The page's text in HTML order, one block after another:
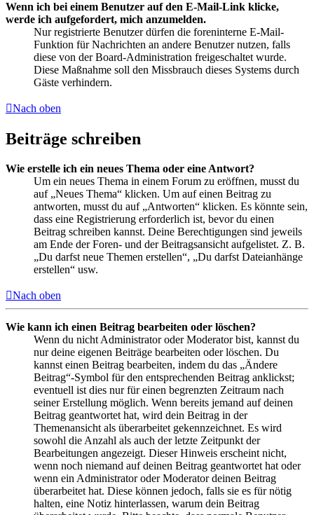
Wenn ich bei einem Benutzer auf den E-Mail-Link klicke,
werde ich aufgefordert, mich anzumelden.
Nur registrierte Benutzer dürfen die foreninterne E-Mail-
Funktion für Nachrichten an andere Benutzer nutzen, falls
diese von der Board-Administration freigeschaltet wurde.
Diese Maßnahme soll den Missbrauch dieses Systems durch
Gäste verhindern.
Nach oben
Beiträge schreiben
Wie erstelle ich ein neues Thema oder eine Antwort?
Um ein neues Thema in einem Forum zu eröffnen, musst du
auf „Neues Thema“ klicken. Um auf einen Beitrag zu
antworten, musst du auf „Antworten“ klicken. Es könnte sein,
dass eine Registrierung erforderlich ist, bevor du einen
Beitrag schreiben kannst. Deine Berechtigungen sind jeweils
am Ende der Foren- und der Beitragsansicht aufgelistet. Z. B.
„Du darfst neue Themen erstellen“, „Du darfst Dateianhänge
erstellen“ usw.
Nach oben
Wie kann ich einen Beitrag bearbeiten oder löschen?
Wenn du nicht Administrator oder Moderator bist, kannst du
nur deine eigenen Beiträge bearbeiten oder löschen. Du
kannst einen Beitrag bearbeiten, indem du das „Ändere
Beitrag“-Symbol für den entsprechenden Beitrag anklickst;
eventuell ist dies nur für einen begrenzten Zeitraum nach
seiner Erstellung möglich. Wenn bereits jemand auf deinen
Beitrag geantwortet hat, wird dein Beitrag in der
Themenansicht als überarbeitet gekennzeichnet. Es wird
sowohl die Anzahl als auch der letzte Zeitpunkt der
Bearbeitungen angezeigt. Dieser Hinweis erscheint nicht,
wenn noch niemand auf deinen Beitrag geantwortet hat oder
wenn ein Administrator oder Moderator deinen Beitrag
überarbeitet hat. Diese können jedoch, falls sie es für nötig
halten, eine Notiz hinterlassen, warum dein Beitrag